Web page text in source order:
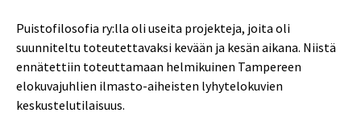
Puistofilosofia ry:lla oli useita projekteja, joita oli
suunniteltu toteutettavaksi kevään ja kesän aikana. Niistä
ennätettiin toteuttamaan helmikuinen Tampereen
elokuvajuhlien ilmasto-aiheisten lyhytelokuvien
keskustelutilaisuus.